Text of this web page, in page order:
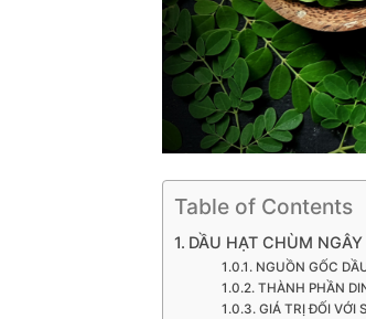
Table of Contents
DẦU HẠT CHÙM
NGUỒN GỐC
THÀNH PHẦN
GIÁ TRỊ ĐỐI VỚI